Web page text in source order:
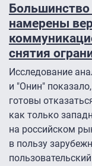
намерены
снятия
Исследование
и "Онин"
готовы
как только
на российском
в пользу